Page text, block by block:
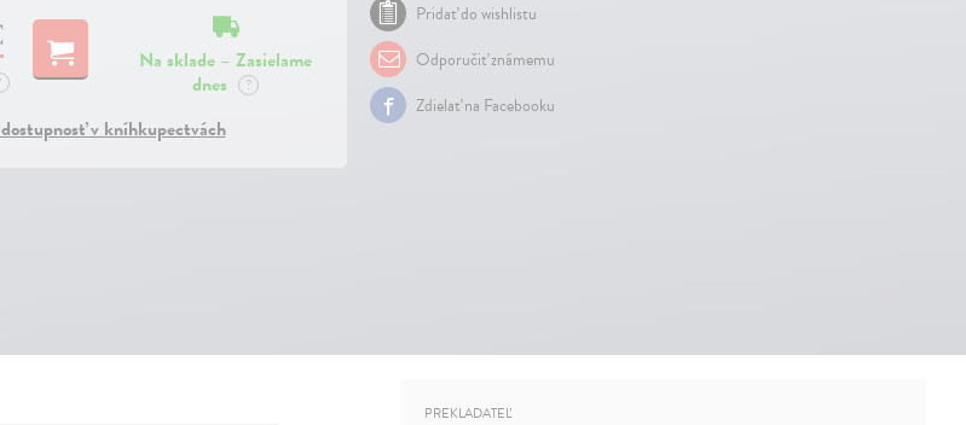
Na sklade – Zasielame
dnes
?
v kníhkupectvách
Pridať do wishlistu
Odporučiť známemu
Zdielať na Facebooku
PREKLADATEĽ